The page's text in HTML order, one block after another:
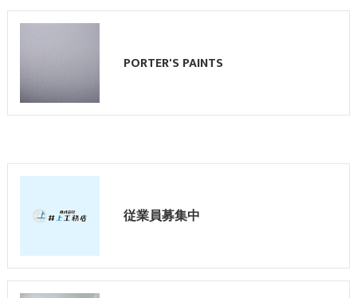
PORTER'S PAINTS
従業員募集中